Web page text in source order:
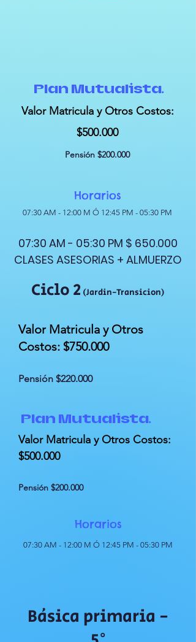
Plan Mutualista.
Valor Matricula y Otros Costos:
$500.000
Pensión $200.000
Horarios
07:30 AM - 12:00 M Ó 12:45 PM - 05:30 PM
07:30 AM - 05:30 PM $ 650.000
CLASES ASESORIAS + ALMUERZO
Ciclo 2 (Jardin-Transicion)
Valor Matricula y Otros
Costos: $750.000
Pensión $220.000
Plan Mutualista.
Valor Matricula y Otros Costos:
$500.000
Pensión $200.000
Horarios
07:30 AM - 12:00 M Ó 12:45 PM - 05:30 PM
Básica primaria -